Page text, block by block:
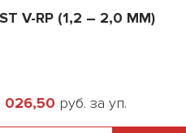
V-RP (1,2 – 2,0 ММ)
026,50 руб. за уп.